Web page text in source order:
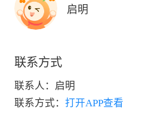
启明
联系方式
联系人： 启明
联系方式： 打开APP查看